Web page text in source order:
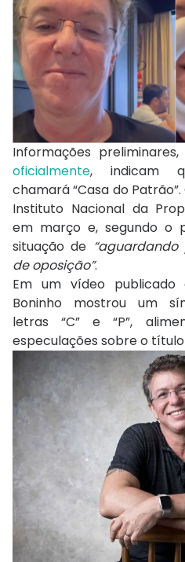
Informações preliminares,
oficialmente, indicam
chamará “Casa do
Instituto Nacional da
em março e, segundo o
situação de
de oposição”.
Em um vídeo publicado
Boninho mostrou um
letras “C” e “P”,
especulações sobre o